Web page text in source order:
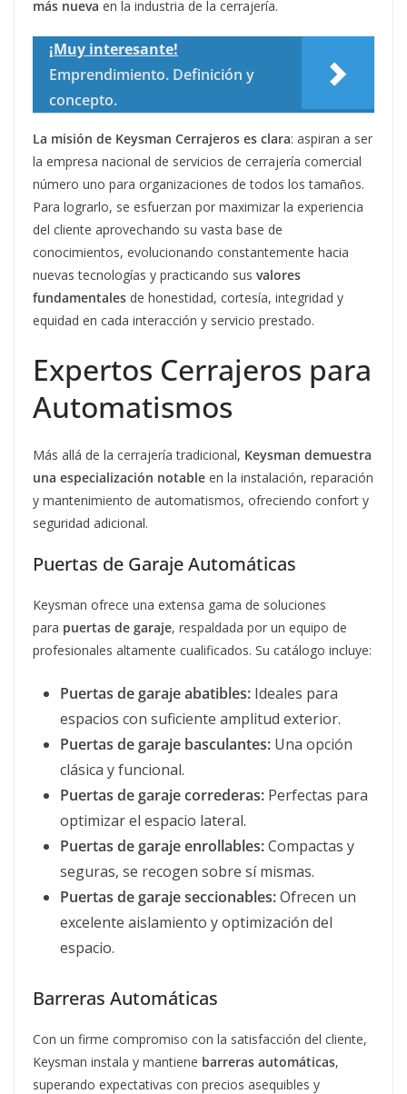
más nueva en la industria de la cerrajería.
¡Muy interesante!
Emprendimiento. Definición y
concepto.
La misión de Keysman Cerrajeros es clara: aspiran a ser
la empresa nacional de servicios de cerrajería comercial
número uno para organizaciones de todos los tamaños.
Para lograrlo, se esfuerzan por maximizar la experiencia
del cliente aprovechando su vasta base de
conocimientos, evolucionando constantemente hacia
nuevas tecnologías y practicando sus valores
fundamentales de honestidad, cortesía, integridad y
equidad en cada interacción y servicio prestado.
Expertos Cerrajeros para
Automatismos
Más allá de la cerrajería tradicional, Keysman demuestra
una especialización notable en la instalación, reparación
y mantenimiento de automatismos, ofreciendo confort y
seguridad adicional.
Puertas de Garaje Automáticas
Keysman ofrece una extensa gama de soluciones
para puertas de garaje, respaldada por un equipo de
profesionales altamente cualificados. Su catálogo incluye:
Puertas de garaje abatibles: Ideales para
espacios con suficiente amplitud exterior.
Puertas de garaje basculantes: Una opción
clásica y funcional.
Puertas de garaje correderas: Perfectas para
optimizar el espacio lateral.
Puertas de garaje enrollables:Compactas y
seguras, se recogen sobre sí mismas.
Puertas de garaje seccionables:Ofrecen un
excelente aislamiento y optimización del
espacio.
Barreras Automáticas
Con un firme compromiso con la satisfacción del cliente,
Keysman instala y mantiene barreras automáticas,
superando expectativas con precios asequibles y